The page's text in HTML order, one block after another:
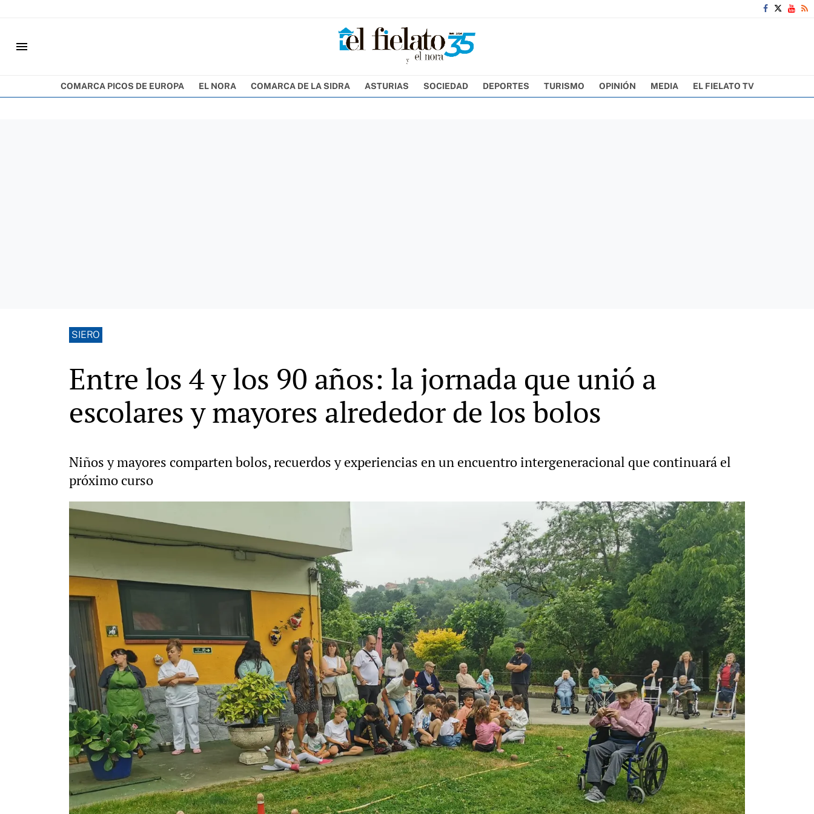
menu
COMARCA PICOS DE EUROPA EL NORA COMARCA DE LA SIDRA ASTURIAS SOCIEDAD DEPORTES TURISMO OPINIÓN MEDIA EL FIELATO TV
SIERO
Entre los 4 y los 90 años: la jornada que unió a
escolares y mayores alrededor de los bolos
Niños y mayores comparten bolos, recuerdos y experiencias en un encuentro intergeneracional que continuará el
próximo curso